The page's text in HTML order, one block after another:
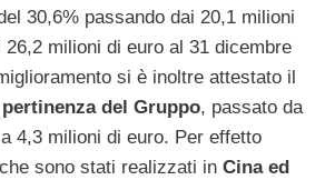
30,6% passando dai 20,1 milioni
26,2 milioni di euro al 31 dicembre
si è inoltre attestato il
del Gruppo, passato da
4,3 milioni di euro. Per effetto
sono stati realizzati in Cina ed